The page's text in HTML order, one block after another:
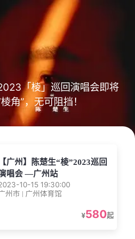
「棱」巡回演唱会即将
角”，无可阻挡！
【广州】陈楚生“棱”2023巡回
唱会 —广州站
10-15 19:30:00
州市 | 广州体育馆
¥580起